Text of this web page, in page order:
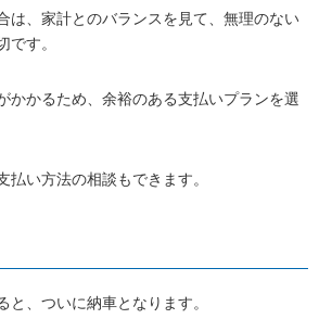
は、家計とのバランスを見て、無理のない
です。
かかるため、余裕のある支払いプランを選
払い方法の相談もできます。
と、ついに納車となります。